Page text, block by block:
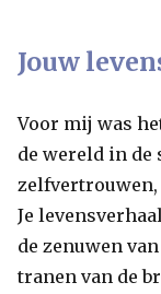
Jouw
Voor mij was
de wereld in de
zelfvertrouwen,
Je
de zenuwen
tranen van de